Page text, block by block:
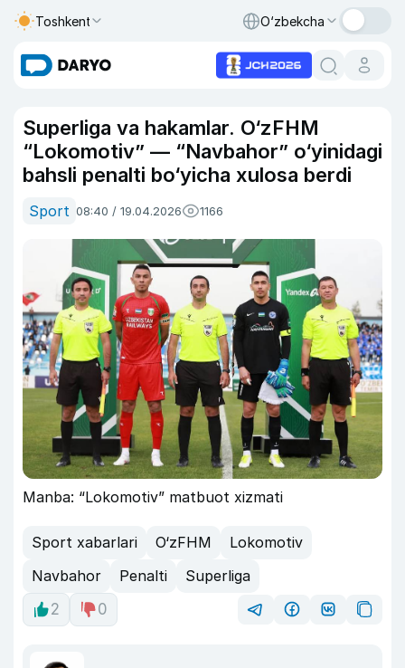
Toshkent O‘zbekcha
Superliga va hakamlar. O‘zFHM
“Lokomotiv” — “Navbahor” o‘yinidagi
bahsli penalti bo‘yicha xulosa berdi
Sport 08:40 / 19.04.2026 1166
Manba: “Lokomotiv” matbuot xizmati
Sport xabarlari O‘zFHM
Lokomotiv
Navbahor
Penalti
Superliga
2
0